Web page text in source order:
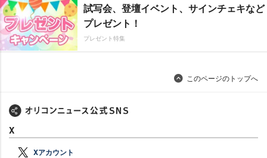
試写会、登壇イベント、サインチェキなど
プレゼント！
プレゼント特集
このページのトップへ
X
Xアカウント